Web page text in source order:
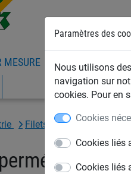
Paramètres des
Nous utilisons
navigation sur
cookies. Pour en
Cookies
Cookies liés
Cookies liés
MESURE FILETS DE
Filets et bâches de